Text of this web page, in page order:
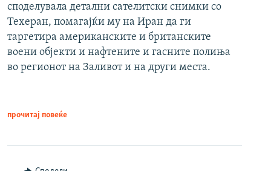
споделувала детални сателитски снимки со
Техеран, помагајќи му на Иран да ги
таргетира американските и британските
воени објекти и нафтените и гасните полиња
во регионот на Заливот и на други места.
прочитај повеќе